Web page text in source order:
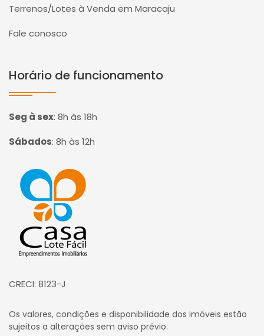
Terrenos/Lotes à Venda em Maracaju
Fale conosco
Horário de funcionamento
Seg à sex: 8h às 18h
Sábados: 8h às 12h
Página inicial
CRECI: 8123-J
Os valores, condições e disponibilidade dos imóveis estão
sujeitos a alterações sem aviso prévio.